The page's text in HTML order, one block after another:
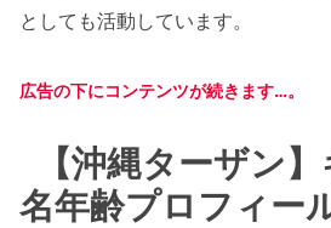
としても活動しています。
広告の下にコンテンツが続きます…。
【沖縄ターザン
名年齢プロフィー